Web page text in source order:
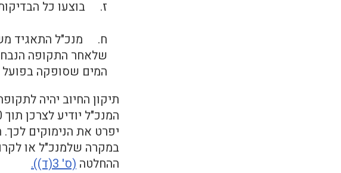
ז. בוצעו כל הבדיקות
ח. מנכ"ל התאגיד
שלאחר התקופה
המים שסופקה בפועל
תיקון החיוב יהיה
יפרט את הנימוקים
ההחלטה (ס' 3(ד)).